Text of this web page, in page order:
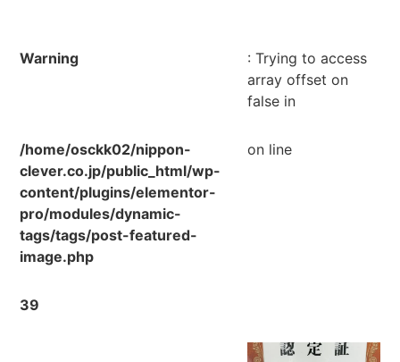
Warning
: Trying to access
array offset on
false in
/home/osckk02/nippon-
clever.co.jp/public_html/wp-
content/plugins/elementor-
pro/modules/dynamic-
tags/tags/post-featured-
image.php
on line
39